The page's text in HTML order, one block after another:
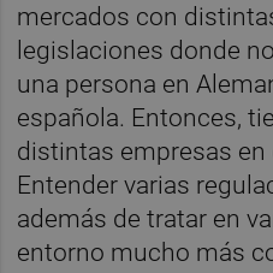
mercados con
legislaciones donde
una persona en
española. Entonces,
distintas empresas
Entender varias
además de tratar en
entorno mucho más